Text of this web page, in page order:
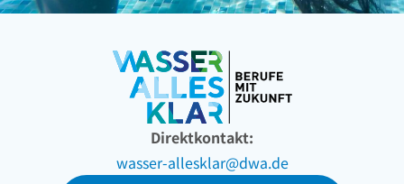
Direktkontakt:
wasser-allesklar@dwa.de